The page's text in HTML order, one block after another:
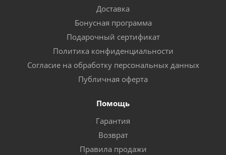
Доставка
Бонусная программа
Подарочный сертификат
Политика конфиденциальности
Согласие на обработку персональных данных
Публичная оферта
Помощь
Гарантия
Возврат
Правила продажи